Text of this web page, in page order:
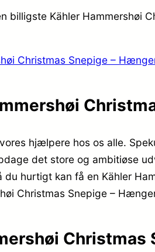
billigste Kähler Hammershøi
Christmas Snepige –
hjælpere hos os alle.
det store og ambitiøse
du hurtigt kan få en Kähler
Christmas Snepige –